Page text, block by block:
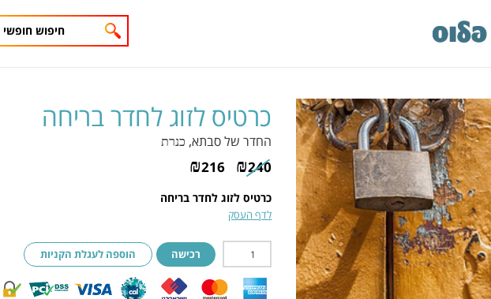
כרטיס לזוג לחדר בריחה
החדר של סבתא, כנרת
₪240
₪216
כרטיס לזוג לחדר בריחה
לדף העסק
רכישה הוספה לעגלת הקניות